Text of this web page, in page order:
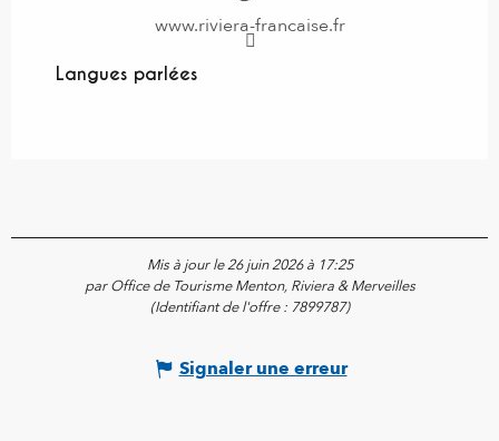
www.riviera-francaise.fr
Langues parlées
Langues parlées
Mis à jour le 26 juin 2026 à 17:25
par Office de Tourisme Menton, Riviera & Merveilles
(Identifiant de l'offre : 7899787)
Signaler une erreur